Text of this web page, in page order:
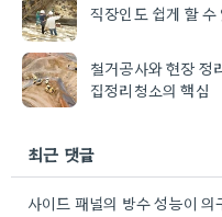
직장인도 쉽게 할
철거공사와 현장 정
집정리청소의 핵심
최근 댓글